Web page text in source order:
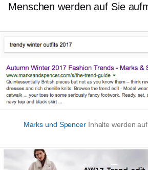
Menschen werden auf Sie
Marks und SpencerInhalte werden